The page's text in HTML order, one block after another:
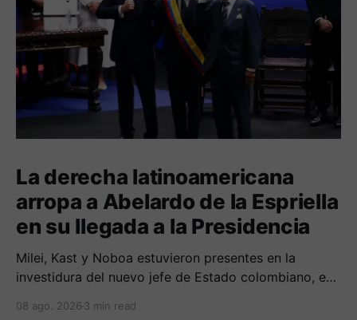
La derecha latinoamericana
arropa a Abelardo de la Espriella
en su llegada a la Presidencia
Milei, Kast y Noboa estuvieron presentes en la
investidura del nuevo jefe de Estado colombiano, en
mensajes de acercamiento regional.
08 ago. 2026 3 min read